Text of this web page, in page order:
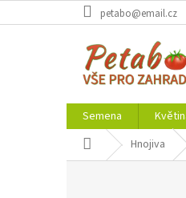
na
petabo@email.cz
Semena
Domů Hnojiva